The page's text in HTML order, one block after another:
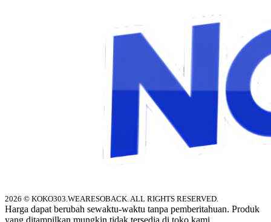
2026 © KOKO303.WEARESOBACK. ALL RIGHTS RESERVED.
Harga dapat berubah sewaktu-waktu tanpa pemberitahuan. Produk
yang ditampilkan mungkin tidak tersedia di toko kami.